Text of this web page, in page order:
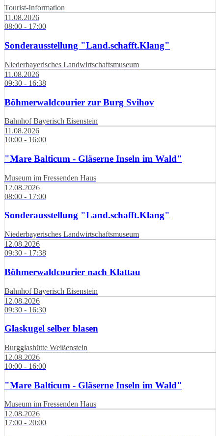
Tourist-Information
11.08.2026
08:00 - 17:00
Sonderausstellung "Land.schafft.Klang"
Niederbayerisches Landwirtschaftsmuseum
11.08.2026
09:30 - 16:38
Böhmerwaldcourier zur Burg Svihov
Bahnhof Bayerisch Eisenstein
11.08.2026
10:00 - 16:00
"Mare Balticum - Gläserne Inseln im Wald"
Museum im Fressenden Haus
12.08.2026
08:00 - 17:00
Sonderausstellung "Land.schafft.Klang"
Niederbayerisches Landwirtschaftsmuseum
12.08.2026
09:30 - 17:38
Böhmerwaldcourier nach Klattau
Bahnhof Bayerisch Eisenstein
12.08.2026
09:30 - 16:30
Glaskugel selber blasen
Burgglashütte Weißenstein
12.08.2026
10:00 - 16:00
"Mare Balticum - Gläserne Inseln im Wald"
Museum im Fressenden Haus
12.08.2026
17:00 - 20:00